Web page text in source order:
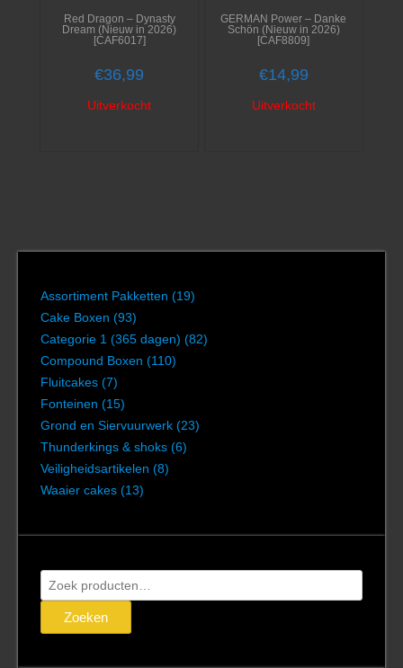
Red Dragon – Dynasty
Dream (Nieuw in 2026)
[CAF6017]
€36,99
Uitverkocht
GERMAN Power – Danke
Schön (Nieuw in 2026)
[CAF8809]
€14,99
Uitverkocht
Assortiment Pakketten (19)
Cake Boxen (93)
Categorie 1 (365 dagen) (82)
Compound Boxen (110)
Fluitcakes (7)
Fonteinen (15)
Grond en Siervuurwerk (23)
Thunderkings & shoks (6)
Veiligheidsartikelen (8)
Waaier cakes (13)
Zoeken
naar:
Zoeken